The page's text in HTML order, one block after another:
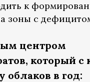
к
зоны с
центром
который с
облаков в год: